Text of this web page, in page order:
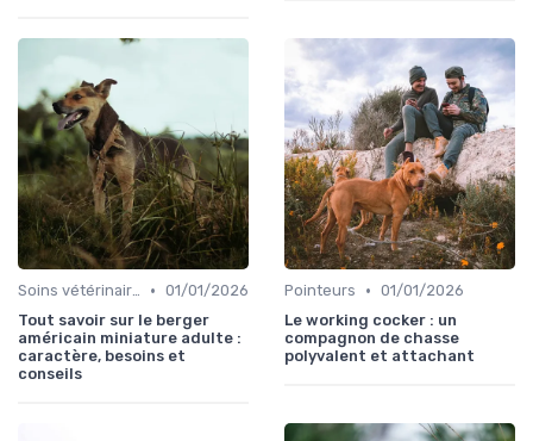
Soins vétérinaires pour chiens de chasse • 01/01/2026
Tout savoir sur le berger
américain miniature adulte :
caractère, besoins et
conseils
Pointeurs • 01/01/2026
Le working cocker : un
compagnon de chasse
polyvalent et attachant